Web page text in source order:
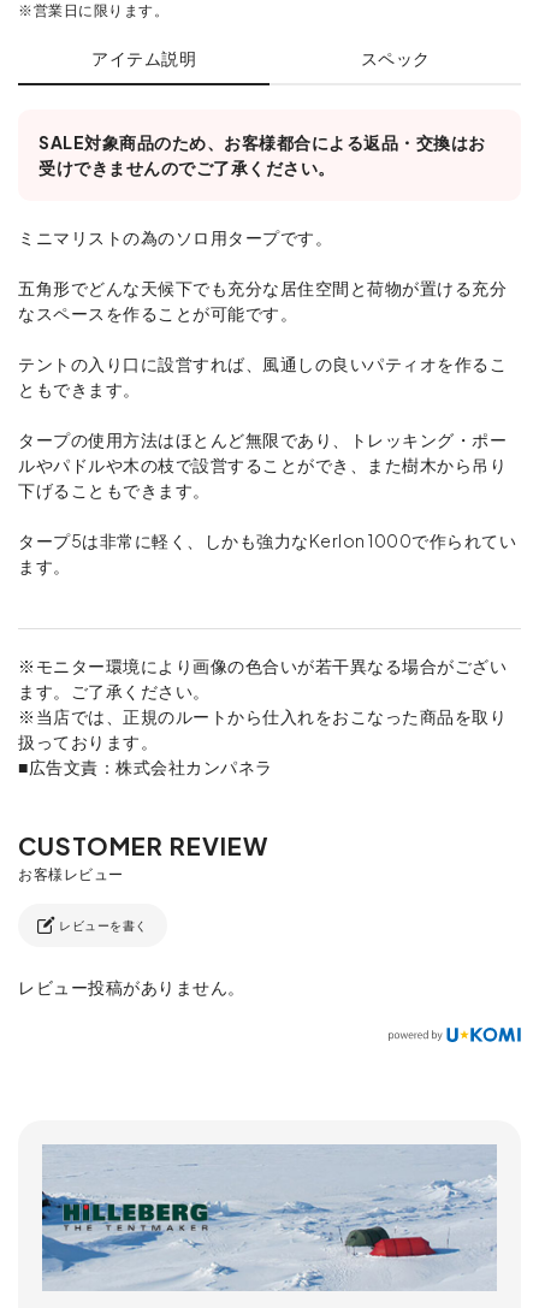
※営業日に限ります。
アイテム説明 スペック
SALE対象商品のため、お客様都合による返品・交換はお
受けできませんのでご了承ください。
ミニマリストの為のソロ用タープです。
五角形でどんな天候下でも充分な居住空間と荷物が置ける充分
なスペースを作ることが可能です。
テントの入り口に設営すれば、風通しの良いパティオを作るこ
ともできます。
タープの使用方法はほとんど無限であり、トレッキング・ポー
ルやパドルや木の枝で設営することができ、また樹木から吊り
下げることもできます。
タープ5は非常に軽く、しかも強力なKerlon 1000で作られてい
ます。
※モニター環境により画像の色合いが若干異なる場合がござい
ます。ご了承ください。
※当店では、正規のルートから仕入れをおこなった商品を取り
扱っております。
■広告文責：株式会社カンパネラ
レビューを書く
レビュー投稿がありません。